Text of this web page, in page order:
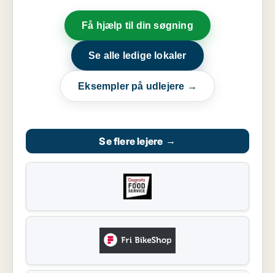
Få hjælp til din søgning
Se alle ledige lokaler
Eksempler på udlejere →
Se flere lejere →